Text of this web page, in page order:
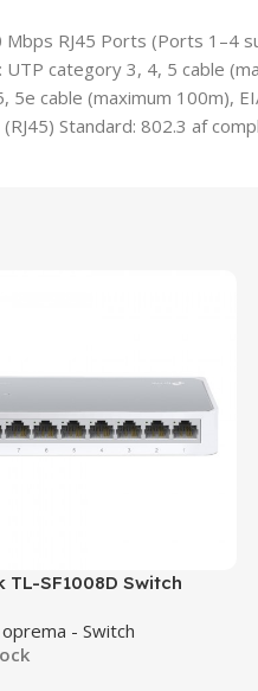
RJ45 Ports (Ports 1–4
UTP category 3, 4, 5 cable
5e cable (maximum 100m),
Standard: 802.3 af
TL-SF1008D Switch
- Switch